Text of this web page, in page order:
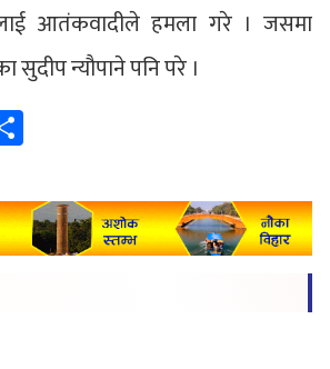
आतंकवादीले हमला गरे । जसमा
न्यौपाने पनि परे ।